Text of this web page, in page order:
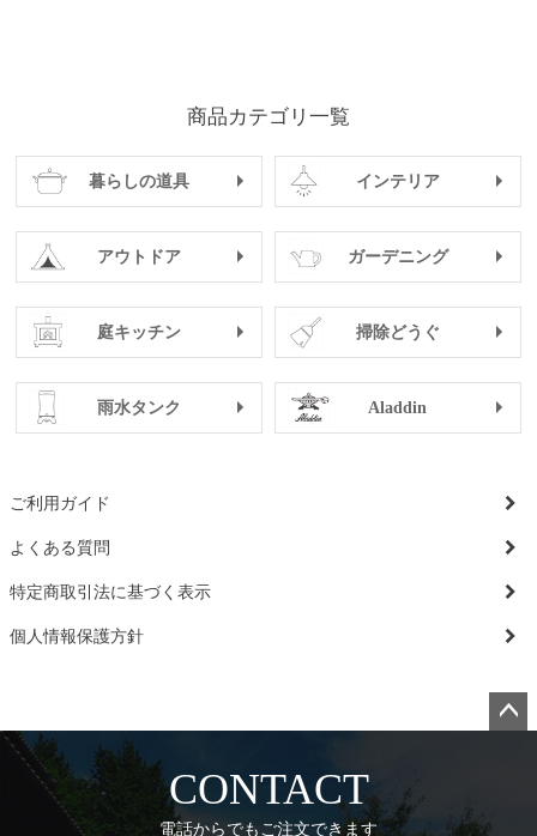
商品カテゴリ一覧
暮らしの道具 インテリア
アウトドア ガーデニング
庭キッチン 掃除どうぐ
雨水タンク Aladdin
ご利用ガイド
よくある質問
特定商取引法に基づく表示
個人情報保護方針
CONTACT
電話からでもご注文できます